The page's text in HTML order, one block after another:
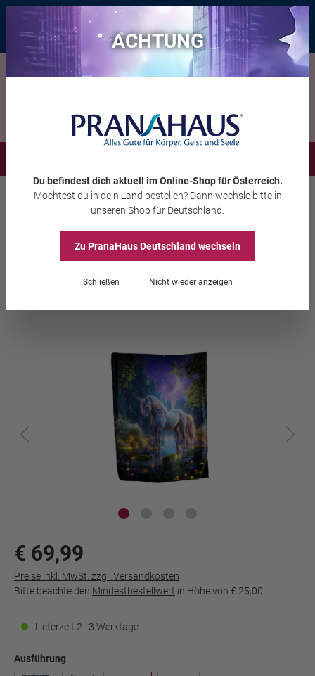
Bis zu 20 € Rabatt* mit dem Vorteils-Codeeintauchen , gültig bis
11.08.2026
Wohnambiente Bettwäsche, Kissen & Co
Decke „Einhorn der
Mondzauber“
€ 69,99
Preise inkl. MwSt. zzgl. Versandkosten
Bitte beachte den Mindestbestellwert in Höhe von € 25,00
Lieferzeit 2–3 Werktage
Ausführung
ACHTUNG
Du befindest dich aktuell im Online-Shopfür Österreich.
Möchtest du in dein Land bestellen? Dann wechsle bitte in
unseren Shop für Deutschland
Zu PranaHausDeutschland wechseln
Schließen Nicht wieder anzeigen